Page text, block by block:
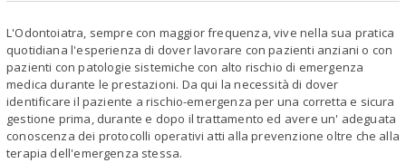
L'Odontoiatra, sempre con maggior frequenza, vive nella sua pratica
quotidiana l'esperienza di dover lavorare con pazienti anziani o con
pazienti con patologie sistemiche con alto rischio di emergenza
medica durante le prestazioni. Da qui la necessità di dover
identificare il paziente a rischio-emergenza per una corretta e sicura
gestione prima, durante e dopo il trattamento ed avere un' adeguata
conoscenza dei protocolli operativi atti alla prevenzione oltre che alla
terapia dell'emergenza stessa.